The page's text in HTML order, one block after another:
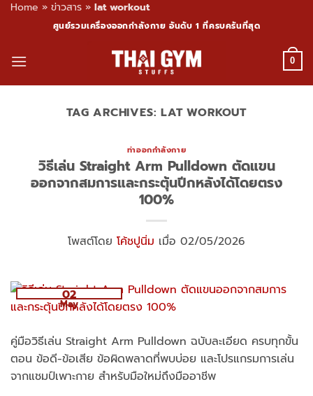
Home » ข่าวสาร » lat workout
content
ศูนย์รวมเครื่องออกกำลังกาย อันดับ 1 ที่ครบครันที่สุด
0
TAG ARCHIVES:LAT WORKOUT
ท่าออกกำลังกาย
วิธีเล่น Straight Arm Pulldown ตัดแขน
ออกจากสมการและกระตุ้นปีกหลังได้โดยตรง
100%
โพสต์โดย โค้ชปูนิ่ม เมื่อ 02/05/2026
02
May
คู่มือวิธีเล่น Straight Arm Pulldown ฉบับละเอียด ครบทุกขั้น
ตอน ข้อดี-ข้อเสีย ข้อผิดพลาดที่พบบ่อย และโปรแกรมการเล่น
จากแชมป์เพาะกาย สำหรับมือใหม่ถึงมืออาชีพ